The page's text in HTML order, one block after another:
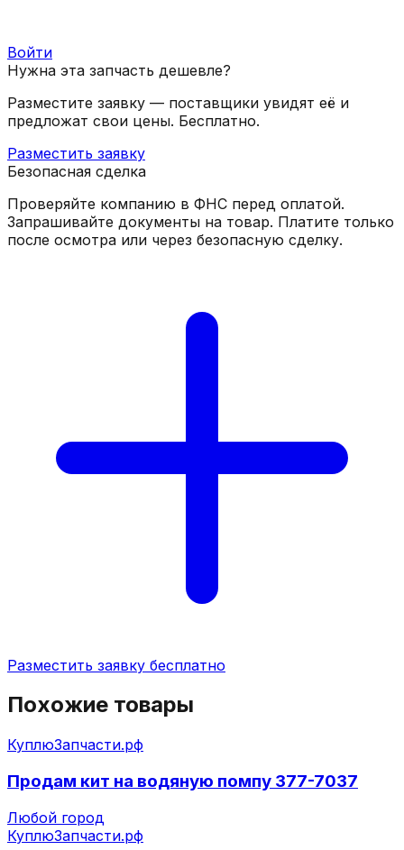
Войти
Нужна эта запчасть дешевле?
Разместите заявку — поставщики увидят её и
предложат свои цены. Бесплатно.
Разместить заявку
Безопасная сделка
Проверяйте компанию в ФНС перед оплатой.
Запрашивайте документы на товар. Платите только
после осмотра или через безопасную сделку.
Разместить заявку бесплатно
Похожие товары
КуплюЗапчасти.рф
Продам кит на водяную помпу 377-7037
Любой город
КуплюЗапчасти.рф